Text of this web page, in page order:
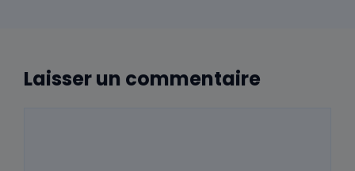
Laisser un commentaire